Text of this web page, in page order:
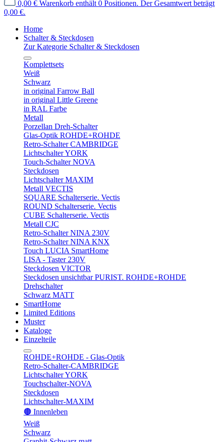
0,00 € Warenkorb enthält 0 Positionen. Der Gesamtwert beträgt
0,00 €.
Home
Schalter & Steckdosen
Zur Kategorie Schalter & Steckdosen
Komplettsets
Weiß
Schwarz
in original Farrow Ball
in original Little Greene
in RAL Farbe
Metall
Porzellan Dreh-Schalter
Glas-Optik ROHDE+ROHDE
Retro-Schalter CAMBRIDGE
Lichtschalter YORK
Touch-Schalter NOVA
Steckdosen
Lichtschalter MAXIM
Metall VECTIS
SQUARE Schalterserie. Vectis
ROUND Schalterserie. Vectis
CUBE Schalterserie. Vectis
Metall CJC
Retro-Schalter NINA 230V
Retro-Schalter NINA KNX
Touch LUCIA SmartHome
LISA - Taster 230V
Steckdosen VICTOR
Steckdosen unsichtbar PURIST. ROHDE+ROHDE
Drehschalter
Schwarz MATT
SmartHome
Limited Editions
Muster
Kataloge
Einzelteile
ROHDE+ROHDE - Glas-Optik
Retro-Schalter-CAMBRIDGE
Lichtschalter YORK
Touchschalter-NOVA
Steckdosen
Lichtschalter-MAXIM
🟤 Innenleben
Weiß
Schwarz